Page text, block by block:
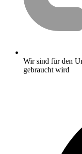
Wir sind für den
gebraucht wird